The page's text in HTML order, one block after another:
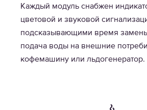
Каждый модуль снабжен
цветовой и звуковой
подсказывающими время
подача воды на внешние
кофемашину или льдогенератор.​